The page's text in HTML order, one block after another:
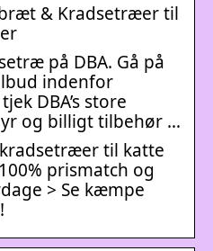
& Kradsetræer til
på DBA. Gå på
indenfor
DBA’s store
og billigt tilbehør …
til katte
prismatch og
> Se kæmpe